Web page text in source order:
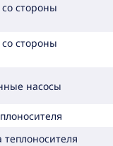
стороны
стороны
насосы